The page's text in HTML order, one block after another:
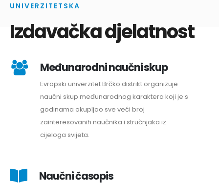
UNIVERZITETSKA
Izdavačka djelatnost
Međunarodni naučni skup
Evropski univerzitet Brčko distrikt organizuje
naučni skup međunarodnog karaktera koji je s
godinama okupljao sve veći broj
zainteresovanih naučnika i stručnjaka iz
cijeloga svijeta.
Naučni časopis